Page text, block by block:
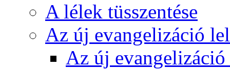
A lélek tüsszentése
Az új evangelizáció
Az új